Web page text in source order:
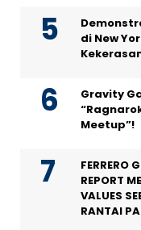
di New
Gravity
Meetup”!
FERRERO
REPORT
VALUES
RANTAI